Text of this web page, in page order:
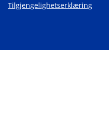
Tilgjengelighetserklæring